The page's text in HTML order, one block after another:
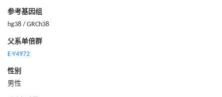
参考基因组
hg38 / GRCh38
父系单倍群
E-Y4972
性别
男性